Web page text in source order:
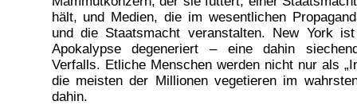
hält, und Medien, die im wesentlichen
und die Staatsmacht veranstalten. New York
Apokalypse degeneriert – eine dahin
Verfalls. Etliche Menschen werden nicht nur als
die meisten der Millionen vegetieren im
dahin.